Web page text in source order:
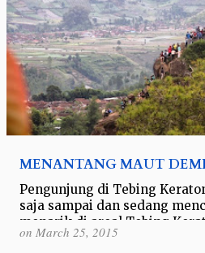
MENANTANG MAUT DEMI
Pengunjung di Tebing
saja sampai dan sedang
menarik di areal Tebing
tebing yang sudah dipagari i…
on March 25, 2015